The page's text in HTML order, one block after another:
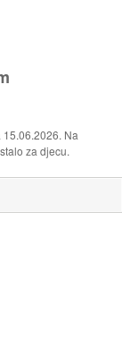
Na
za djecu.